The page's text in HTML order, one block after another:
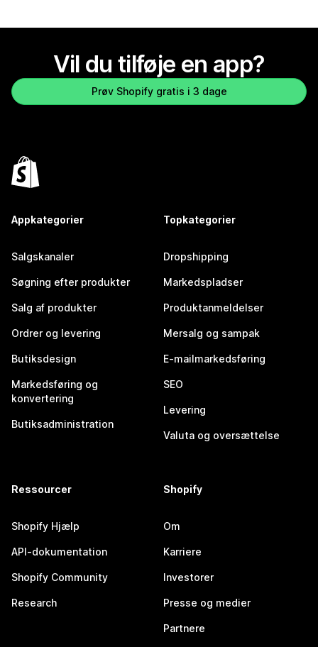
Vil du tilføje en app?
Prøv Shopify gratis i 3 dage
Appkategorier
Salgskanaler
Søgning efter produkter
Salg af produkter
Ordrer og levering
Butiksdesign
Markedsføring og
konvertering
Butiksadministration
Topkategorier
Dropshipping
Markedspladser
Produktanmeldelser
Mersalg og sampak
E-mailmarkedsføring
SEO
Levering
Valuta og oversættelse
Ressourcer
Shopify Hjælp
API-dokumentation
Shopify Community
Research
Shopify
Om
Karriere
Investorer
Presse og medier
Partnere